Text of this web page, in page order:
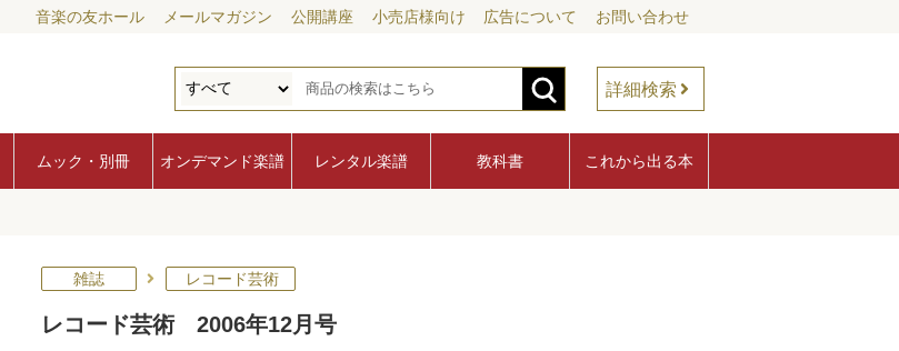
音楽の友ホール メールマガジン 公開講座 小売店様向け 広告について お問い合わせ
詳細検索
ムック・別冊 オンデマンド楽譜 レンタル楽譜 教科書 これから出る本
雑誌 レコード芸術
レコード芸術 2006年12月号